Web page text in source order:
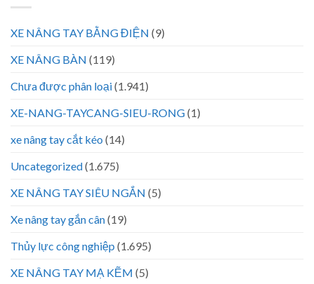
XE NÂNG TAY BẰNG ĐIỆN (9)
XE NÂNG BÀN (119)
Chưa được phân loại(1.941)
XE-NANG-TAYCANG-SIEU-RONG(1)
xe nâng tay cắt kéo (14)
Uncategorized(1.675)
XE NÂNG TAY SIÊU NGẮN (5)
Xe nâng tay gắn cân(19)
Thủy lực công nghiệp (1.695)
XE NÂNG TAY MẠ KẼM (5)